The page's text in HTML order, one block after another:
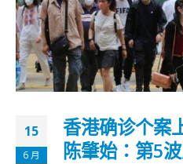
15
6 月
香港确诊个案
陈肇始：第5